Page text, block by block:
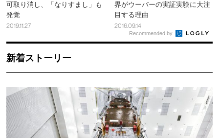
可取り消し、「なりすまし」も
発覚
2019.11.27
界がウーバーの実証実験に大注
目する理由
2016.09.14
Recommended by
新着ストーリー